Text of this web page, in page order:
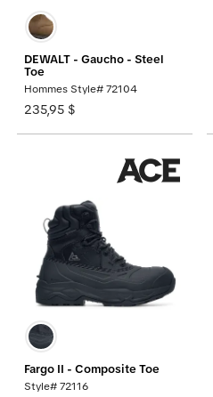
DEWALT - Gaucho - Steel
Toe
Hommes Style# 72104
235,95 $
Fargo II - Composite Toe
Style# 72116